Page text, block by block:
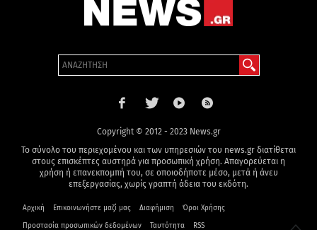
Copyright © 2012 - 2023 News.gr
Το σύνολο του περιεχομένου και των υπηρεσιών του news.gr διατίθεται
στους επισκέπτες αυστηρά για προσωπική χρήση. Απαγορεύεται η
χρήση ή επανεκπομπή του, σε οποιοδήποτε μέσο, μετά ή άνευ
επεξεργασίας, χωρίς γραπτή άδεια του εκδότη.
Αρχική Επικοινωνήστε μαζί μας Διαφήμιση Όροι Χρήσης
Προστασία προσωπικών δεδομένων Ταυτότητα RSS